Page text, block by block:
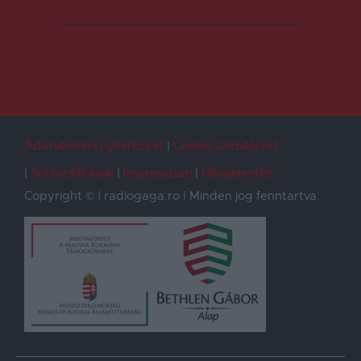
Adatvédelmi nyilatkozat
Cookie szabályzat
Sütibeállítások
Impresszum
Hibajelentés
Copyright © | radiogaga.ro | Minden jog fenntartva.